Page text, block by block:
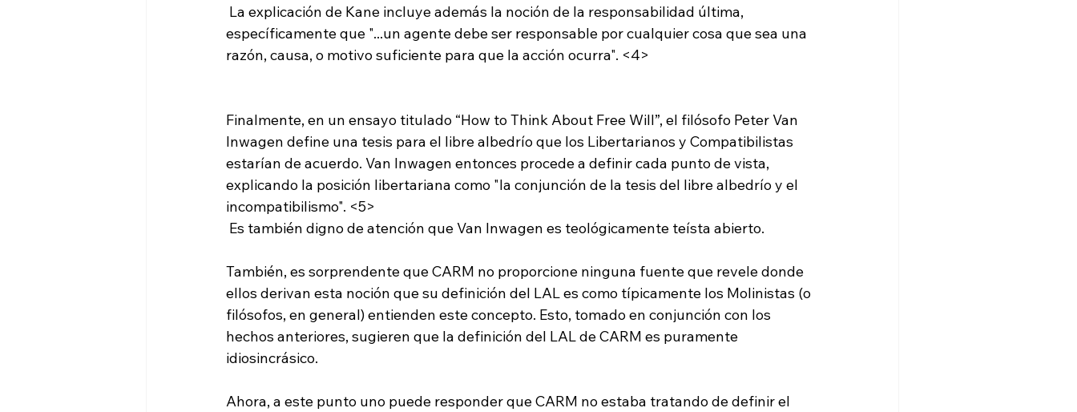
específicamente que "...un agente debe ser responsable por cualquier cosa que sea una
razón, causa, o motivo suficiente para que la acción ocurra". <4>
Finalmente, en un ensayo titulado “How to Think About Free Will”, el filósofo Peter Van
Inwagen define una tesis para el libre albedrío que los Libertarianos y Compatibilistas
estarían de acuerdo. Van Inwagen entonces procede a definir cada punto de vista,
explicando la posición libertariana como "la conjunción de la tesis del libre albedrío y el
incompatibilismo". <5>
También, es sorprendente que CARM no proporcione ninguna fuente que revele donde
ellos derivan esta noción que su definición del LAL es como típicamente los Molinistas (o
filósofos, en general) entienden este concepto. Esto, tomado en conjunción con los
hechos anteriores, sugieren que la definición del LAL de CARM es puramente
idiosincrásico.
Ahora, a este punto uno puede responder que CARM no estaba tratando de definir el